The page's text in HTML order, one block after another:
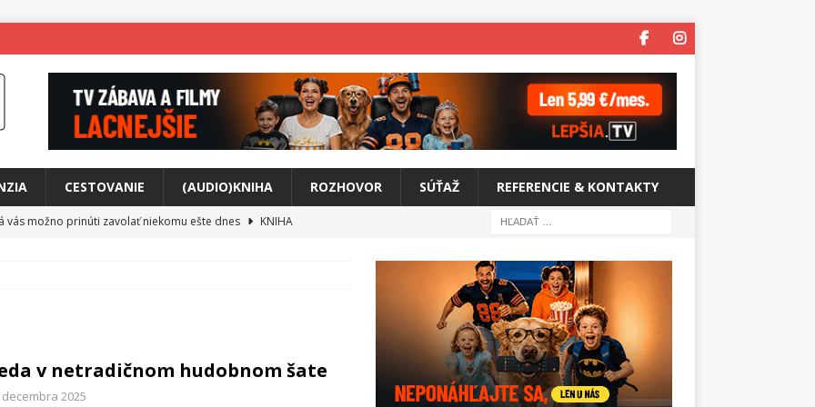
CESTOVANIE (AUDIO)KNIHA ROZHOVOR SÚŤAŽ REFERENCIE & KONTAKTY
vás možno prinúti zavolať niekomu ešte dnes
KNIHA
svet plný tajomstiev
FILM
v netradičnom hudobnom šate
decembra 2025